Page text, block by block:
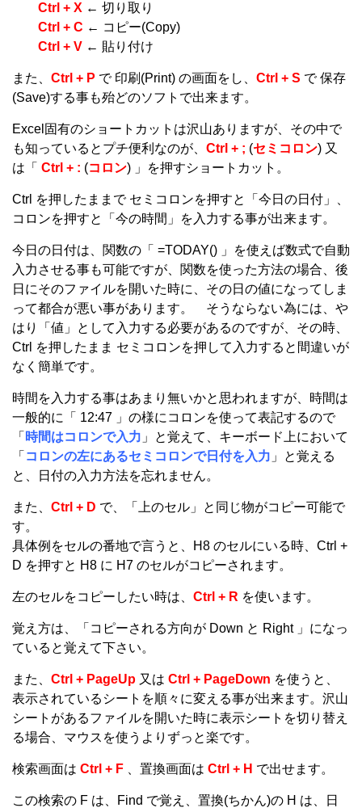
Ctrl + X ← 切り取り
Ctrl + C ← コピー(Copy)
Ctrl + V ← 貼り付け
また、 Ctrl + P で 印刷(Print) の画面をし、 Ctrl + S で 保存
(Save)する事も殆どのソフトで出来ます。
Excel固有のショートカットは沢山ありますが、その中で
も知っているとプチ便利なのが、 Ctrl + ; (セミコロン) 又
は「 Ctrl + : (コロン) 」を押すショートカット。
Ctrl を押したままで セミコロンを押すと「今日の日付」、
コロンを押すと「今の時間」を入力する事が出来ます。
今日の日付は、関数の「 =TODAY() 」を使えば数式で自動
入力させる事も可能ですが、関数を使った方法の場合、後
日にそのファイルを開いた時に、その日の値になってしま
って都合が悪い事があります。 そうならない為には、や
はり「値」として入力する必要があるのですが、その時、
Ctrl を押したまま セミコロンを押して入力すると間違いが
なく簡単です。
時間を入力する事はあまり無いかと思われますが、時間は
一般的に「 12:47 」の様にコロンを使って表記するので
「 時間はコロンで入力 」と覚えて、キーボード上において
「 コロンの左にあるセミコロンで日付を入力 」と覚える
と、日付の入力方法を忘れません。
また、 Ctrl + D で、「上のセル」と同じ物がコピー可能で
す。
具体例をセルの番地で言うと、H8 のセルにいる時、Ctrl +
D を押すと H8 に H7 のセルがコピーされます。
左のセルをコピーしたい時は、 Ctrl + R を使います。
覚え方は、「コピーされる方向が Down と Right 」になっ
ていると覚えて下さい。
また、 Ctrl + PageUp 又は Ctrl + PageDown を使うと、
表示されているシートを順々に変える事が出来ます。沢山
シートがあるファイルを開いた時に表示シートを切り替え
る場合、マウスを使うよりずっと楽です。
検索画面は Ctrl + F 、置換画面は Ctrl + H で出せます。
この検索の F は、Find で覚え、置換(ちかん)の H は、日